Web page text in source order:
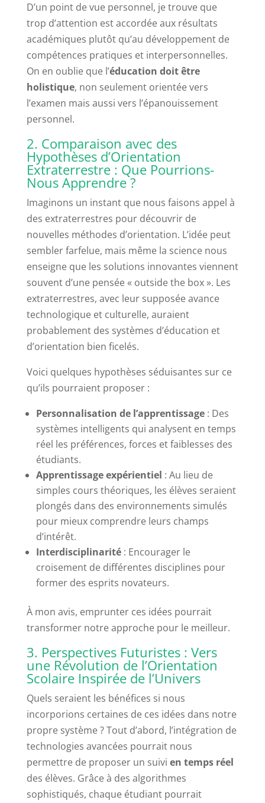
D’un point de vue personnel, je trouve que
trop d’attention est accordée aux résultats
académiques plutôt qu’au développement de
compétences pratiques et interpersonnelles.
On en oublie que l’éducation doit être
holistique, non seulement orientée vers
l’examen mais aussi vers l’épanouissement
personnel.
2. Comparaison avec des
Hypothèses d’Orientation
Extraterrestre : Que Pourrions-
Nous Apprendre ?
Imaginons un instant que nous faisons appel à
des extraterrestres pour découvrir de
nouvelles méthodes d’orientation. L’idée peut
sembler farfelue, mais même la science nous
enseigne que les solutions innovantes viennent
souvent d’une pensée « outside the box ». Les
extraterrestres, avec leur supposée avance
technologique et culturelle, auraient
probablement des systèmes d’éducation et
d’orientation bien ficelés.
Voici quelques hypothèses séduisantes sur ce
qu’ils pourraient proposer :
Personnalisation de l’apprentissage: Des
systèmes intelligents qui analysent en temps
réel les préférences, forces et faiblesses des
étudiants.
Apprentissage expérientiel : Au lieu de
simples cours théoriques, les élèves seraient
plongés dans des environnements simulés
pour mieux comprendre leurs champs
d’intérêt.
Interdisciplinarité: Encourager le
croisement de différentes disciplines pour
former des esprits novateurs.
À mon avis, emprunter ces idées pourrait
transformer notre approche pour le meilleur.
3. Perspectives Futuristes : Vers
une Révolution de l’Orientation
Scolaire Inspirée de l’Univers
Quels seraient les bénéfices si nous
incorporions certaines de ces idées dans notre
propre système ? Tout d’abord, l’intégration de
technologies avancées pourrait nous
permettre de proposer un suivi en temps réel
des élèves. Grâce à des algorithmes
sophistiqués, chaque étudiant pourrait